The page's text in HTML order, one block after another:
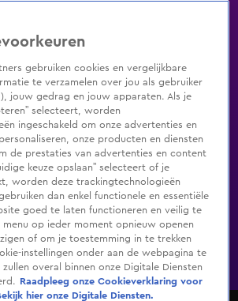
programma's Zenders Genres
TV inlogShop
Programma's De Bondgenoten
Shop
gebruiken cookies en vergelijkbare
te verzamelen over jou als gebruiker
jouw gedrag en jouw apparaten. Als je
selecteert, worden
ingeschakeld om onze advertenties en
onze producten en diensten
de prestaties van advertenties en content
keuze opslaan” selecteert of je
worden deze trackingtechnologieën
dan enkel functionele en essentiële
goed te laten functioneren en veilig te
menu op ieder moment opnieuw openen
of om je toestemming in te trekken
instellingen onder aan de webpagina te
zullen overal binnen onze Digitale Diensten
Raadpleeg onze Cookieverklaring voor
hier onze Digitale Diensten.